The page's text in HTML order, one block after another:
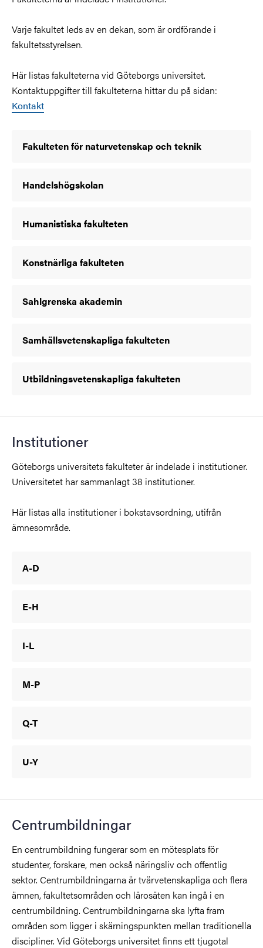
Varje fakultet leds av en dekan, som är ordförande i
fakultetsstyrelsen.
Här listas fakulteterna vid Göteborgs universitet.
Kontaktuppgifter till fakulteterna hittar du på sidan:
Kontakt
Fakulteten för naturvetenskap och teknik
Handelshögskolan
Humanistiska fakulteten
Konstnärliga fakulteten
Sahlgrenska akademin
Samhällsvetenskapliga fakulteten
Utbildningsvetenskapliga fakulteten
Institutioner
Göteborgs universitets fakulteter är indelade i institutioner.
Universitetet har sammanlagt 38 institutioner.
Här listas alla institutioner i bokstavsordning, utifrån
ämnesområde.
A-D
E-H
I-L
M-P
Q-T
U-Y
Centrumbildningar
En centrumbildning fungerar som en mötesplats för
studenter, forskare, men också näringsliv och offentlig
sektor. Centrumbildningarna är tvärvetenskapliga och flera
ämnen, fakultetsområden och lärosäten kan ingå i en
centrumbildning. Centrumbildningarna ska lyfta fram
områden som ligger i skärningspunkten mellan traditionella
discipliner. Vid Göteborgs universitet finns ett tjugotal